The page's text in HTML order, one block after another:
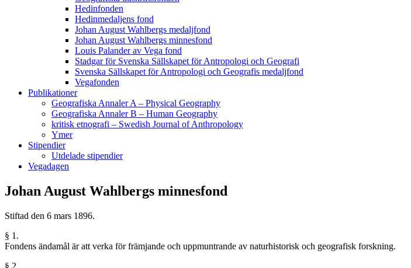
Hedinfonden
Hedinmedaljens fond
Johan August Wahlbergs medaljfond
Johan August Wahlbergs minnesfond
Louis Palander av Vega fond
Stadgar för Svenska Sällskapet för Antropologi och Geografi
Svenska Sällskapet för Antropologi och Geografis medaljfond
Vegafonden
Publikationer
Geografiska Annaler A – Physical Geography
Geografiska Annaler B – Human Geography
kritisk etnografi – Swedish Journal of Anthropology
Ymer
Stipendier
Utdelade stipendier
Vegadagen
Johan August Wahlbergs minnesfond
Stiftad den 6 mars 1896.
§ 1.
Fondens ändamål är att verka för främjande och uppmuntrande av naturhistorisk och geografisk forskning.
§ 2.